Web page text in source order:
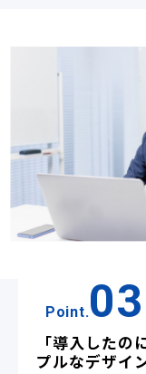
Point.03
「導入した
プルなデザイ